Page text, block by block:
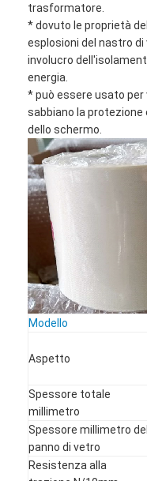
Casa
Prodotti
Circa noi
trasformatore.
* dovuto le proprietà
esplosioni del nastro
involucro
energia.
* può essere usato
sabbiano la
dello schermo.
Modello
Aspetto
Spessore totale
millimetro
Spessore millimetro del
panno di vetro
Resistenza alla